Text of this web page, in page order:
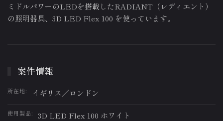
ミドルパワーのLEDを搭載したRADIANT（レディエント）
の照明器具、3D LED Flex 100 を使っています。
案件情報
所在地: イギリス／ロンドン
使用製品: 3D LED Flex 100 ホワイト